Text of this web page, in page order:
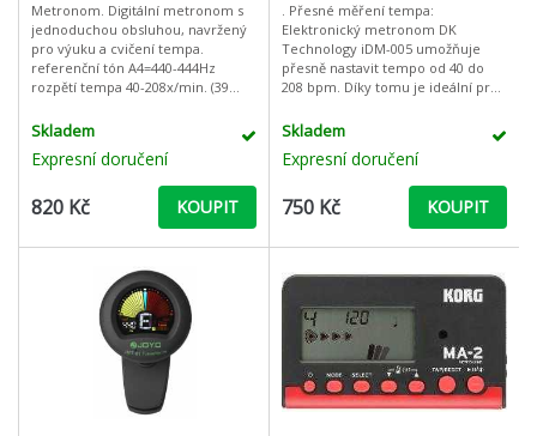
Metronom. Digitální metronom s
jednoduchou obsluhou, navržený
pro výuku a cvičení tempa.
referenční tón A4=440-444Hz
rozpětí tempa 40-208x/min. (39
tempa a 2 typy zvuku s k
Skladem
Expresní doručení
820 Kč KOUPIT
. Přesné měření tempa:
Elektronický metronom DK
Technology iDM-005 umožňuje
přesně nastavit tempo od 40 do
208 bpm. Díky tomu je ideální pro
hudebníky, což vám umožní
Skladem
Expresní doručení
750 Kč KOUPIT